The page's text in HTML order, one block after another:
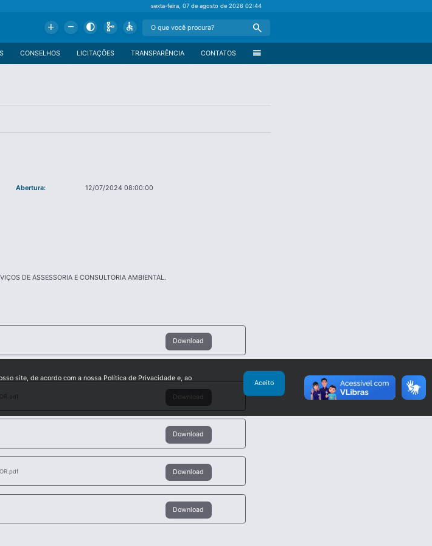
sexta-feira, 07 de agosto de 202602:44
Add Remove Contrast Schema Accessible Search
menu
CONTATOS
TRANSPARÊNCIA
LICITAÇÕES
CONSELHOS
Abertura: 12/07/2024 08:00:00
DE ASSESSORIA E CONSULTORIA AMBIENTAL.
Download
Download
Download
Download
Download
site, de acordo com a nossa Política de Privacidade e, ao
Aceito